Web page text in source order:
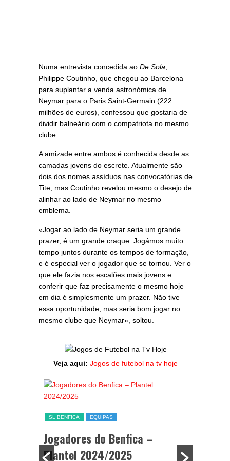
Numa entrevista concedida ao De Sola
Philippe Coutinho, que chegou ao Barcelona
para suplantar a venda astronómica de
Neymar para o Paris Saint-Germain (222
milhões de euros), confessou que gostaria de
dividir balneário com o compatriota no mesmo
clube.
A amizade entre ambos é conhecida desde as
camadas jovens do escrete. Atualmente são
dois dos nomes assíduos nas convocatórias de
Tite, mas Coutinho revelou mesmo o desejo de
alinhar ao lado de Neymar no mesmo
emblema.
«Jogar ao lado de Neymar seria um grande
prazer, é um grande craque. Jogámos muito
tempo juntos durante os tempos de formação,
e é especial ver o jogador que se tornou. Ver o
que ele fazia nos escalões mais jovens e
conferir que faz precisamente o mesmo hoje
em dia é simplesmente um prazer. Não tive
essa oportunidade, mas seria bom jogar no
mesmo clube que Neymar», soltou.
Veja aqui: Jogos de futebol na tv hoje
SL BENFICA EQUIPAS
Jogadores do Benfica –
Plantel 2024/2025